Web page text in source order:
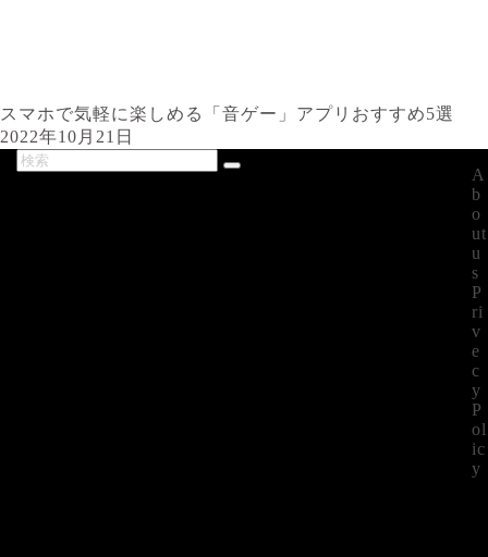
スマホで気軽に楽しめる「音ゲー」アプリおすすめ5選
2022年10月21日
A
b
o
ut
u
s
P
ri
v
e
c
y
P
ol
ic
y